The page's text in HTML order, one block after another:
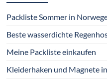
Packliste Sommer in
Beste wasserdichte
Meine Packliste einkaufen
Kleiderhaken und Magnete